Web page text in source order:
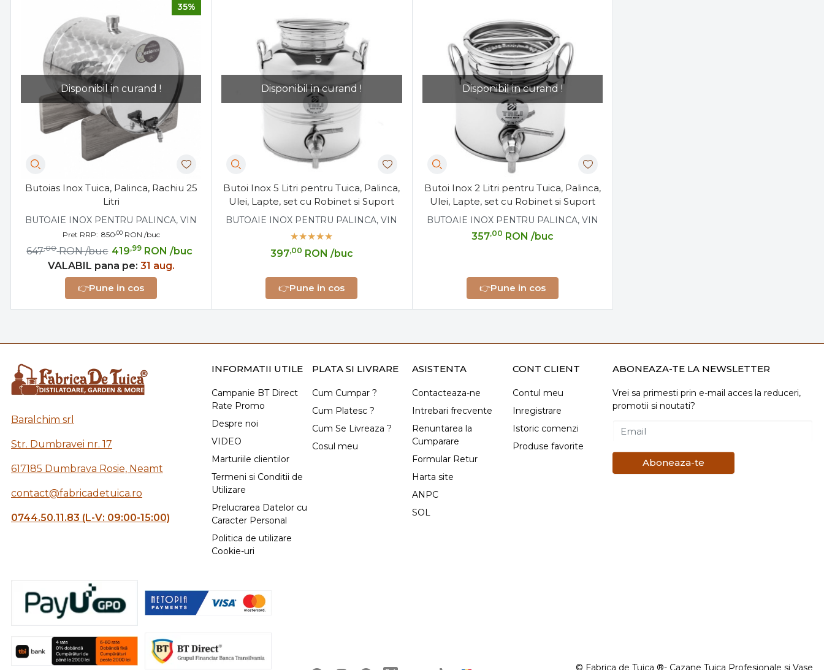
Disponibil in curand !
35%
Butoias Inox Tuica, Palinca, Rachiu 25
Litri
BUTOAIE INOX PENTRU PALINCA, VIN
Pret RRP: 850 ,00 RON /buc
419,99 RON /buc
647,00 RON /buc
VALABIL pana pe: 31 aug.
👉Pune in cos
Disponibil in curand !
Butoi Inox 5 Litri pentru Tuica, Palinca,
Ulei, Lapte, set cu Robinet si Suport
BUTOAIE INOX PENTRU PALINCA, VIN
397,00 RON /buc
👉Pune in cos
Disponibil in curand !
Butoi Inox 2 Litri pentru Tuica, Palinca,
Ulei, Lapte, set cu Robinet si Suport
BUTOAIE INOX PENTRU PALINCA, VIN
357,00 RON /buc
👉Pune in cos
Baralchim srl
Str. Dumbravei nr. 17
617185 Dumbrava Rosie, Neamt
contact@fabricadetuica.ro
0744.50.11.83 (L-V: 09:00-15:00)
INFORMATII UTILE
Campanie BT Direct
Rate Promo
Despre noi
VIDEO
Marturiile clientilor
Termeni si Conditii de
Utilizare
Prelucrarea Datelor cu
Caracter Personal
Politica de utilizare
Cookie-uri
PLATA SI LIVRARE
Cum Cumpar ?
Cum Platesc ?
Cum Se Livreaza ?
Cosul meu
ASISTENTA
Contacteaza-ne
Intrebari frecvente
Renuntarea la
Cumparare
Formular Retur
Harta site
ANPC
SOL
CONT CLIENT
Contul meu
Inregistrare
Istoric comenzi
Produse favorite
ABONEAZA-TE LA NEWSLETTER
Vrei sa primesti prin e-mail acces la reduceri,
promotii si noutati?
Email
Aboneaza-te
© Fabrica de Tuica ®- Cazane Tuica Profesionale si Vase